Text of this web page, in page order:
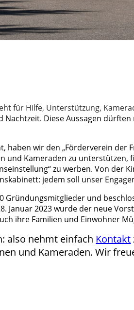
für Hilfe, Unterstützung,
Nachtzeit. Diese Aussagen
haben wir den „Förderverein der
und Kameraden zu
zu werben. Von der
jedem soll unser
Gründungsmitglieder und
Januar 2023 wurde der neue
ihre Familien und Einwohner
also nehmt einfach Kontakt
und Kameraden. Wir